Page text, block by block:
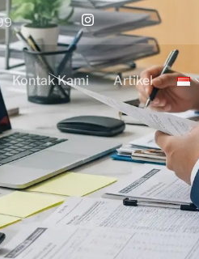
Kontak Kami Artikel